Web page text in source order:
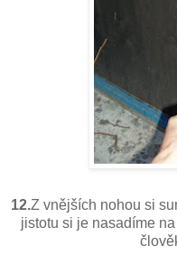
12.Z vnějších nohou si
jistotu si je nasadíme